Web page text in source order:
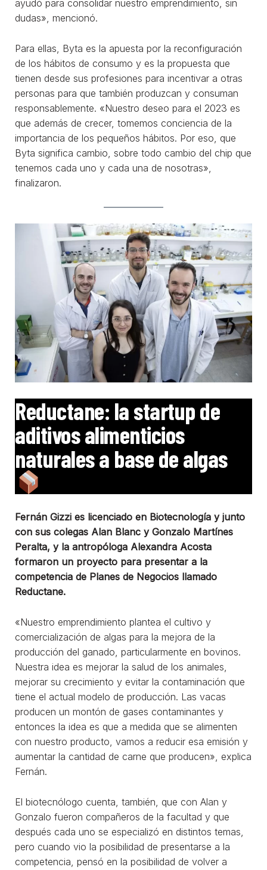
ayudó para consolidar nuestro emprendimiento, sin
dudas», mencionó.
Para ellas, Byta es la apuesta por la reconfiguración
de los hábitos de consumo y es la propuesta que
tienen desde sus profesiones para incentivar a otras
personas para que también produzcan y consuman
responsablemente. «Nuestro deseo para el 2023 es
que además de crecer, tomemos conciencia de la
importancia de los pequeños hábitos. Por eso, que
Byta significa cambio, sobre todo cambio del chip que
tenemos cada uno y cada una de nosotras»,
finalizaron.
Reductane: la startup de
aditivos alimenticios
naturales a base de algas
Fernán Gizzi es licenciado en Biotecnología y junto
con sus colegas Alan Blanc y Gonzalo Martínes
Peralta, y la antropóloga Alexandra Acosta
formaron un proyecto para presentar a la
competencia de Planes de Negocios llamado
Reductane.
«Nuestro emprendimiento plantea el cultivo y
comercialización de algas para la mejora de la
producción del ganado, particularmente en bovinos.
Nuestra idea es mejorar la salud de los animales,
mejorar su crecimiento y evitar la contaminación que
tiene el actual modelo de producción. Las vacas
producen un montón de gases contaminantes y
entonces la idea es que a medida que se alimenten
con nuestro producto, vamos a reducir esa emisión y
aumentar la cantidad de carne que producen», explica
Fernán.
El biotecnólogo cuenta, también, que con Alan y
Gonzalo fueron compañeros de la facultad y que
después cada uno se especializó en distintos temas,
pero cuando vio la posibilidad de presentarse a la
competencia, pensó en la posibilidad de volver a